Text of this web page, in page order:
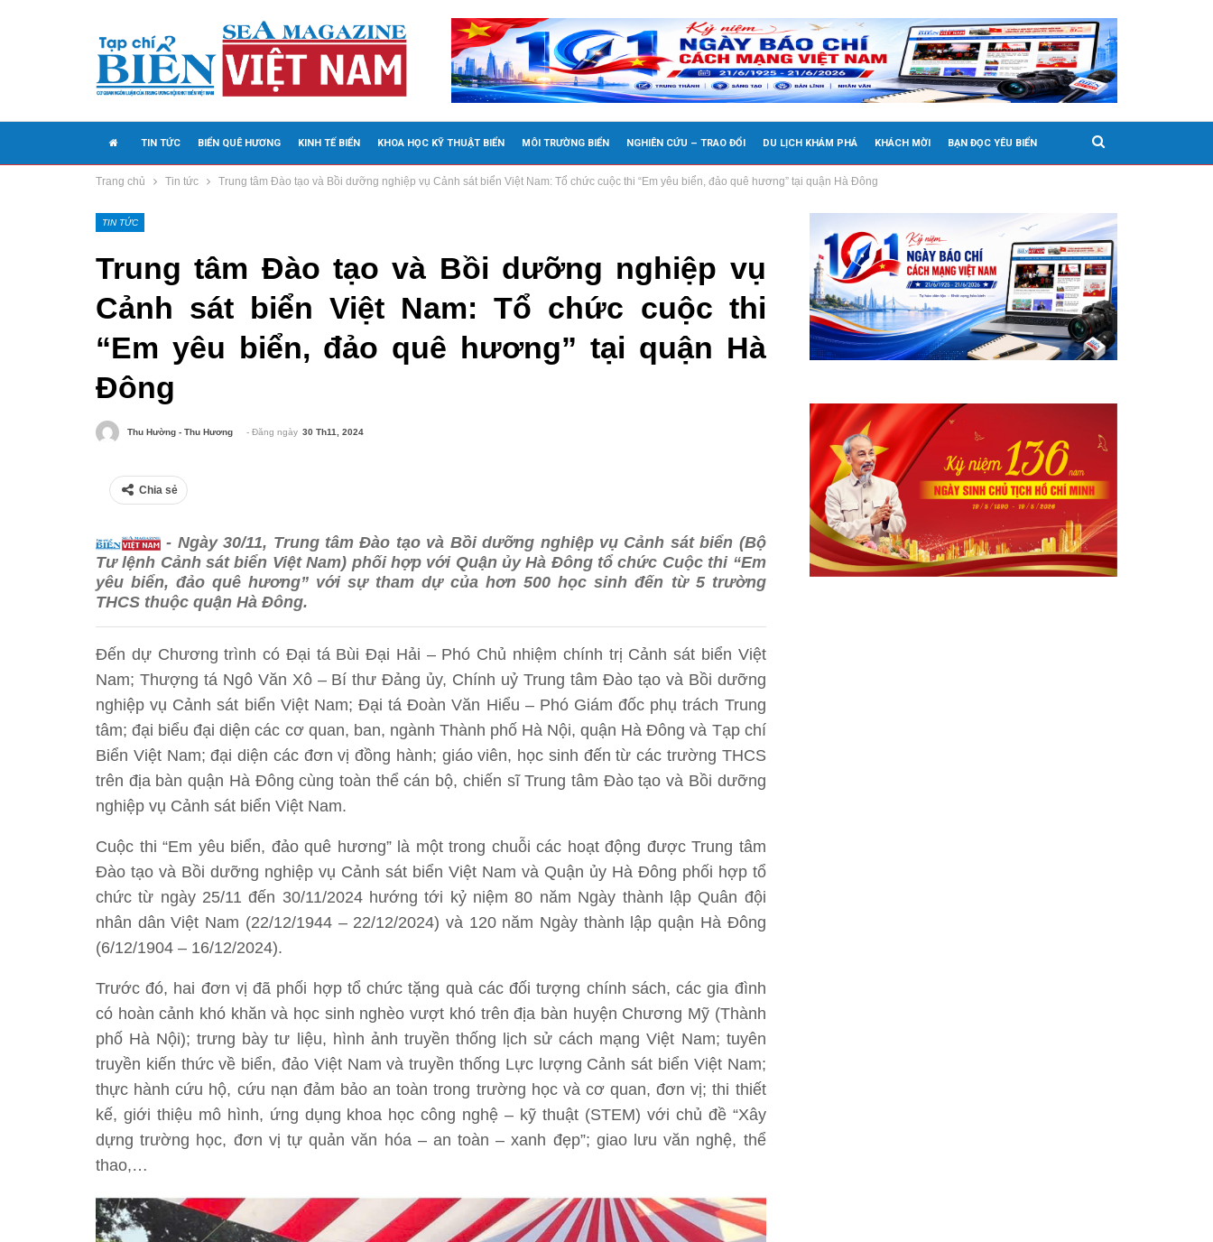
TIN TỨC BIỂN QUÊ HƯƠNG KINH TẾ BIỂN KHOA HỌC KỸ THUẬT BIỂN MÔI TRƯỜNG BIỂN NGHIÊN CỨU – TRAO ĐỔI DU LỊCH KHÁM PHÁ KHÁCH MỜI BẠN ĐỌC YÊU BIỂN
MEDIA
Trang chủ Tin tức Trung tâm Đào tạo và Bồi dưỡng nghiệp vụ Cảnh sát biển Việt Nam: Tổ chức cuộc thi “Em yêu biển, đảo quê hương” tại quận Hà Đông
TIN TỨC
Trung tâm Đào tạo và Bồi dưỡng nghiệp vụ
Cảnh sát biển Việt Nam: Tổ chức cuộc thi
“Em yêu biển, đảo quê hương” tại quận Hà
Đông
Thu Hường - Thu Hương - Đăng ngày 30 Th11, 2024
Chia sẻ
- Ngày 30/11, Trung tâm Đào tạo và Bồi dưỡng nghiệp vụ Cảnh sát biển (Bộ
Tư lệnh Cảnh sát biển Việt Nam) phối hợp với Quận ủy Hà Đông tổ chức Cuộc thi “Em
yêu biển, đảo quê hương” với sự tham dự của hơn 500 học sinh đến từ 5 trường
THCS thuộc quận Hà Đông.
Đến dự Chương trình có Đại tá Bùi Đại Hải – Phó Chủ nhiệm chính trị Cảnh sát biển Việt
Nam; Thượng tá Ngô Văn Xô – Bí thư Đảng ủy, Chính uỷ Trung tâm Đào tạo và Bồi dưỡng
nghiệp vụ Cảnh sát biển Việt Nam; Đại tá Đoàn Văn Hiểu – Phó Giám đốc phụ trách Trung
tâm; đại biểu đại diện các cơ quan, ban, ngành Thành phố Hà Nội, quận Hà Đông và Tạp chí
Biển Việt Nam; đại diện các đơn vị đồng hành; giáo viên, học sinh đến từ các trường THCS
trên địa bàn quận Hà Đông cùng toàn thể cán bộ, chiến sĩ Trung tâm Đào tạo và Bồi dưỡng
nghiệp vụ Cảnh sát biển Việt Nam.
Cuộc thi “Em yêu biển, đảo quê hương” là một trong chuỗi các hoạt động được Trung tâm
Đào tạo và Bồi dưỡng nghiệp vụ Cảnh sát biển Việt Nam và Quận ủy Hà Đông phối hợp tổ
chức từ ngày 25/11 đến 30/11/2024 hướng tới kỷ niệm 80 năm Ngày thành lập Quân đội
nhân dân Việt Nam (22/12/1944 – 22/12/2024) và 120 năm Ngày thành lập quận Hà Đông
(6/12/1904 – 16/12/2024).
Trước đó, hai đơn vị đã phối hợp tổ chức tặng quà các đối tượng chính sách, các gia đình
có hoàn cảnh khó khăn và học sinh nghèo vượt khó trên địa bàn huyện Chương Mỹ (Thành
phố Hà Nội); trưng bày tư liệu, hình ảnh truyền thống lịch sử cách mạng Việt Nam; tuyên
truyền kiến thức về biển, đảo Việt Nam và truyền thống Lực lượng Cảnh sát biển Việt Nam;
thực hành cứu hộ, cứu nạn đảm bảo an toàn trong trường học và cơ quan, đơn vị; thi thiết
kế, giới thiệu mô hình, ứng dụng khoa học công nghệ – kỹ thuật (STEM) với chủ đề “Xây
dựng trường học, đơn vị tự quản văn hóa – an toàn – xanh đẹp”; giao lưu văn nghệ, thể
thao,…